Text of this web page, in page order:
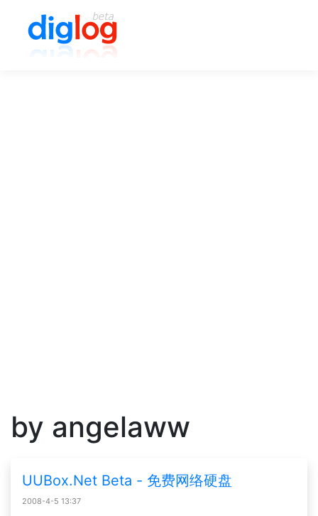
by angelaww
UUBox.Net Beta - 免费网络硬盘
2008-4-5 13:37